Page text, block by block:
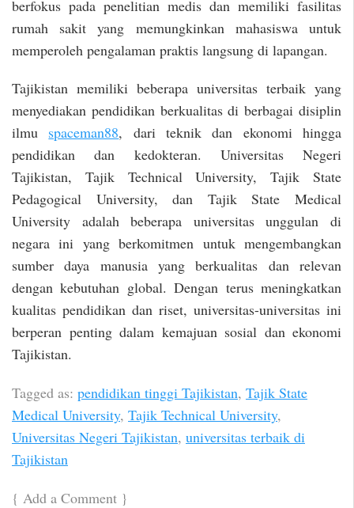
berfokus pada penelitian medis dan memiliki fasilitas
rumah sakit yang memungkinkan mahasiswa untuk
memperoleh pengalaman praktis langsung di lapangan.
Tajikistan memiliki beberapa universitas terbaik yang
menyediakan pendidikan berkualitas di berbagai disiplin
ilmu spaceman88, dari teknik dan ekonomi hingga
pendidikan dan kedokteran. Universitas Negeri
Tajikistan, Tajik Technical University, Tajik State
Pedagogical University, dan Tajik State Medical
University adalah beberapa universitas unggulan di
negara ini yang berkomitmen untuk mengembangkan
sumber daya manusia yang berkualitas dan relevan
dengan kebutuhan global. Dengan terus meningkatkan
kualitas pendidikan dan riset, universitas-universitas ini
berperan penting dalam kemajuan sosial dan ekonomi
Tajikistan.
Tagged as: pendidikan tinggi Tajikistan, Tajik State
Medical University, Tajik Technical University,
Universitas Negeri Tajikistan, universitas terbaik di
Tajikistan
{ Add a Comment }